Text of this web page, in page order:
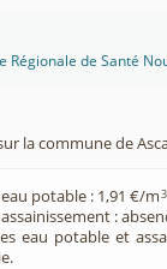
Régionale de Santé
la commune de
potable : 1,91 €/m3
:
eau potable et